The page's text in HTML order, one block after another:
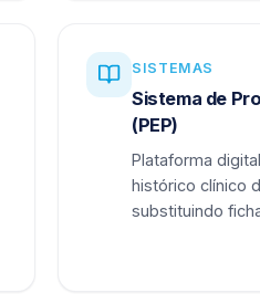
SISTEMAS
Sistema de
(PEP)
Plataforma
histórico clínico
substituindo